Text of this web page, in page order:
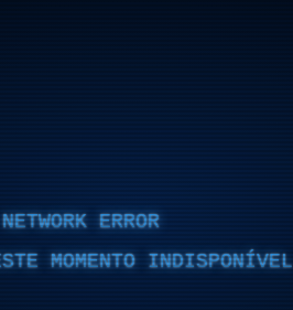
ERROR
MOMENTO INDISPONÍVEL